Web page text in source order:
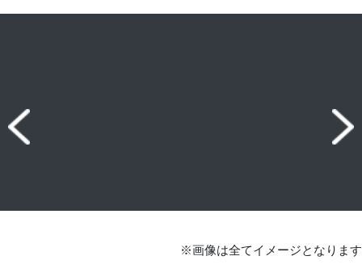
※画像は全てイメージとなります